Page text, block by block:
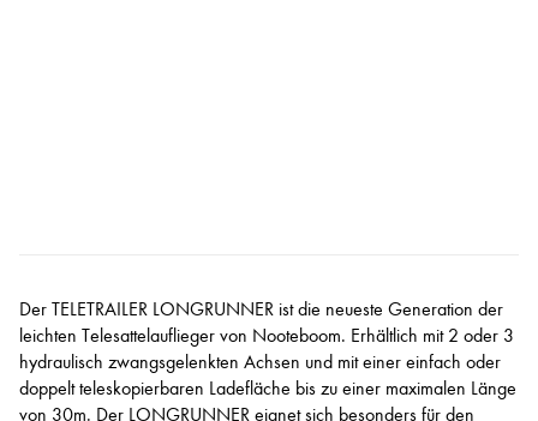
Der TELETRAILER LONGRUNNER ist die neueste Generation der
leichten Telesattelauflieger von Nooteboom. Erhältlich mit 2 oder 3
hydraulisch zwangsgelenkten Achsen und mit einer einfach oder
doppelt teleskopierbaren Ladefläche bis zu einer maximalen Länge
von 30m. Der LONGRUNNER eignet sich besonders für den